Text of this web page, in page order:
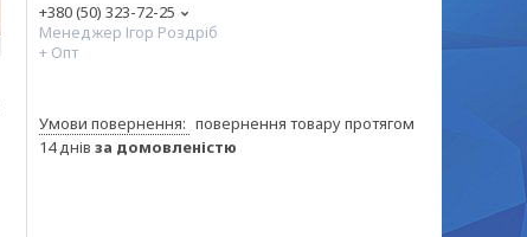
+380 (50) 323-72-25
Менеджер Ігор Роздріб
+ Опт
повернення товару протягом
14 днів за домовленістю